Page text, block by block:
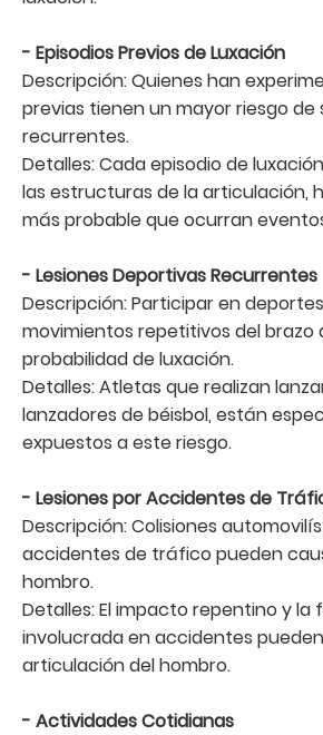
- Episodios Previos de Luxación
Descripción: Quienes han
previas tienen un mayor riesgo
recurrentes.
Detalles: Cada episodio de
las estructuras de la articulación,
más probable que ocurran
- Lesiones Deportivas Recurrentes
Descripción: Participar en
movimientos repetitivos del brazo
probabilidad de luxación.
Detalles: Atletas que realizan
lanzadores de béisbol, están
expuestos a este riesgo.
- Lesiones por Accidentes de
Descripción: Colisiones
accidentes de tráfico pueden
hombro.
Detalles: El impacto repentino y la
involucrada en accidentes
articulación del hombro.
- Actividades Cotidianas